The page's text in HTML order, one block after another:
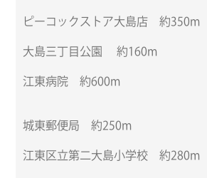
ピーコックストア大島店 約350m
大島三丁目公園 約160m
江東病院 約600m
城東郵便局 約250m
江東区立第二大島小学校 約280m